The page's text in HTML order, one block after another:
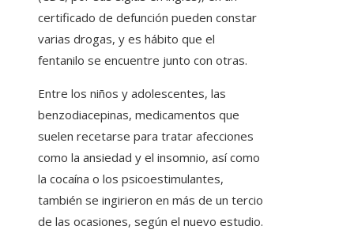
certificado de defunción pueden constar
varias drogas, y es hábito que el
fentanilo se encuentre junto con otras.
Entre los niños y adolescentes, las
benzodiacepinas, medicamentos que
suelen recetarse para tratar afecciones
como la ansiedad y el insomnio, así como
la cocaína o los psicoestimulantes,
también se ingirieron en más de un tercio
de las ocasiones, según el nuevo estudio.